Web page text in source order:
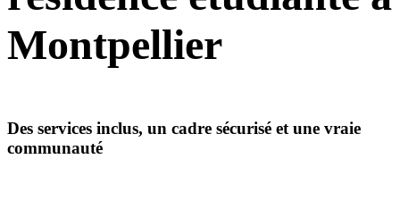
Montpellier
Des services inclus, un cadre sécurisé et une vraie
communauté